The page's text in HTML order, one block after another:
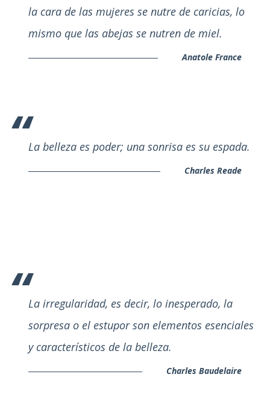
la cara de las mujeres se nutre de caricias, lo
mismo que las abejas se nutren de miel.
Anatole France
La belleza es poder; una sonrisa es su espada.
Charles Reade
La irregularidad, es decir, lo inesperado, la
sorpresa o el estupor son elementos esenciales
y característicos de la belleza.
Charles Baudelaire